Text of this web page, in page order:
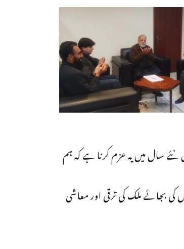
سال میں یہ عزم کرنا ہے کہ ہم
بجائے ملک کی ترقی اور معاشی